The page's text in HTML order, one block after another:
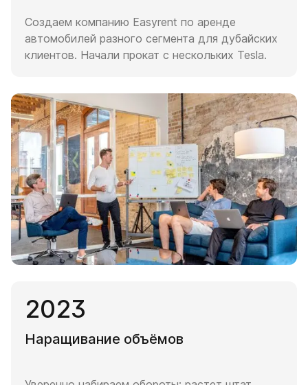
Создаем компанию Easyrent по аренде
автомобилей разного сегмента для дубайских
клиентов. Начали прокат с нескольких Tesla.
2023
Наращивание объёмов